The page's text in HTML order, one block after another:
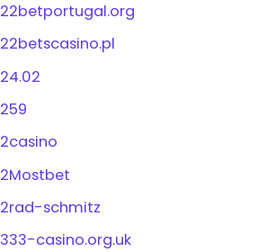
22betportugal.org
22betscasino.pl
24.02
259
2casino
2Mostbet
2rad-schmitz
333-casino.org.uk